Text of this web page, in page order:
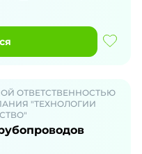
ОТВЕТСТВЕННОСТЬЮ
"ТЕХНОЛОГИИ